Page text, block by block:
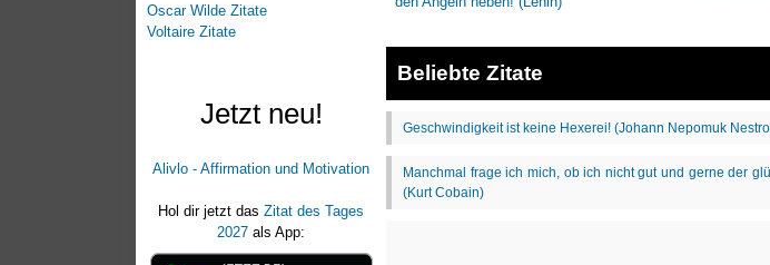
Oscar Wilde Zitate
Voltaire Zitate
Jetzt neu!
Alivlo - Affirmation und Motivation
Hol dir jetzt das Zitat des Tages
2027 als App:
Beliebte Zitate